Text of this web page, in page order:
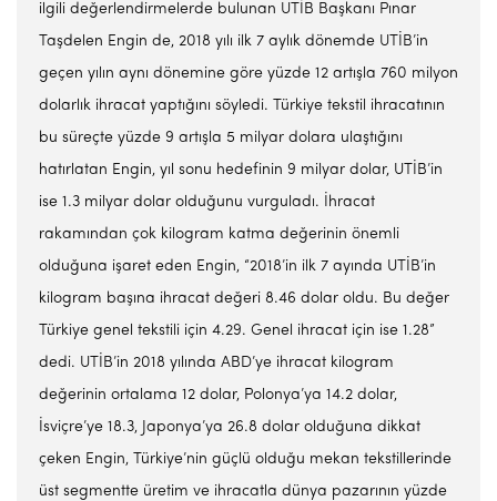
ilgili değerlendirmelerde bulunan UTİB Başkanı Pınar
Taşdelen Engin de, 2018 yılı ilk 7 aylık dönemde UTİB’in
geçen yılın aynı dönemine göre yüzde 12 artışla 760 milyon
dolarlık ihracat yaptığını söyledi. Türkiye tekstil ihracatının
bu süreçte yüzde 9 artışla 5 milyar dolara ulaştığını
hatırlatan Engin, yıl sonu hedefinin 9 milyar dolar, UTİB’in
ise 1.3 milyar dolar olduğunu vurguladı. İhracat
rakamından çok kilogram katma değerinin önemli
olduğuna işaret eden Engin, “2018’in ilk 7 ayında UTİB’in
kilogram başına ihracat değeri 8.46 dolar oldu. Bu değer
Türkiye genel tekstili için 4.29. Genel ihracat için ise 1.28”
dedi. UTİB’in 2018 yılında ABD’ye ihracat kilogram
değerinin ortalama 12 dolar, Polonya’ya 14.2 dolar,
İsviçre’ye 18.3, Japonya’ya 26.8 dolar olduğuna dikkat
çeken Engin, Türkiye’nin güçlü olduğu mekan tekstillerinde
üst segmentte üretim ve ihracatla dünya pazarının yüzde